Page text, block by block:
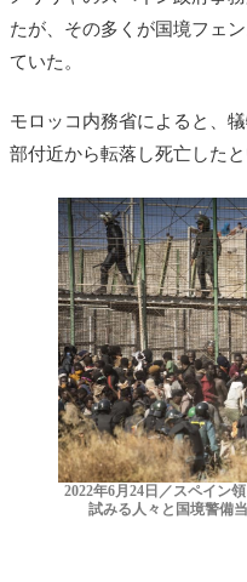
たが、その多くが国境フェ
ていた。
モロッコ内務省によると、
部付近から転落し死亡したと
2022年6月24日／スペイン
試みる人々と国境警備